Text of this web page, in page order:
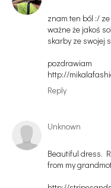
znam ten ból :/
ważne że jakoś
skarby ze swojej
pozdrawiam
http://
Reply
Unknown
Beautiful dress.
from my